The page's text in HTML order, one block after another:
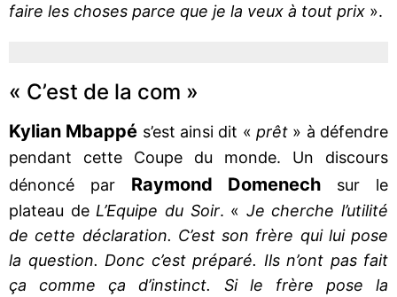
faire les choses parce que je la veux à tout prix ».
« C’est de la com »
Kylian Mbappé s’est ainsi dit «prêt » à défendre
pendant cette Coupe du monde. Un discours
dénoncé par Raymond Domenech sur le
plateau de L’Equipe du Soir. « Je cherche l’utilité
de cette déclaration. C’est son frère qui lui pose
la question. Donc c’est préparé. Ils n’ont pas fait
ça comme ça d’instinct. Si le frère pose la